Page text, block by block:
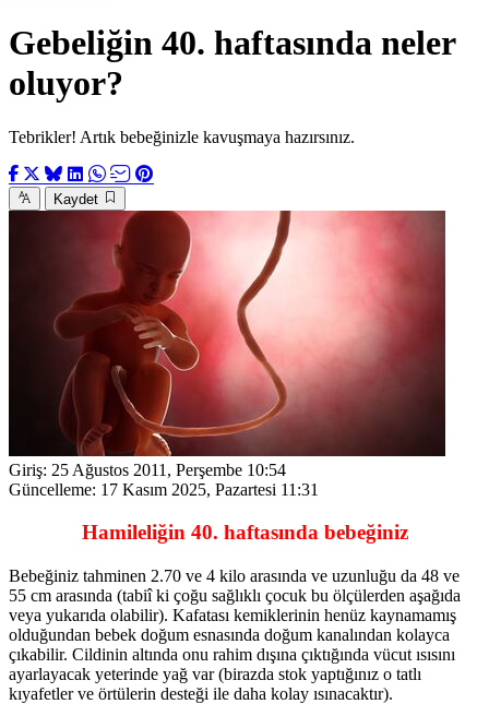
Gebeliğin 40. haftasında neler
oluyor?
Tebrikler! Artık bebeğinizle kavuşmaya hazırsınız.
Kaydet
Giriş: 25 Ağustos 2011, Perşembe 10:54
Güncelleme: 17 Kasım 2025, Pazartesi 11:31
Hamileliğin 40. haftasında bebeğiniz
Bebeğiniz tahminen 2.70 ve 4 kilo arasında ve uzunluğu da 48 ve
55 cm arasında (tabiî ki çoğu sağlıklı çocuk bu ölçülerden aşağıda
veya yukarıda olabilir). Kafatası kemiklerinin henüz kaynamamış
olduğundan bebek doğum esnasında doğum kanalından kolayca
çıkabilir. Cildinin altında onu rahim dışına çıktığında vücut ısısını
ayarlayacak yeterinde yağ var (birazda stok yaptığınız o tatlı
kıyafetler ve örtülerin desteği ile daha kolay ısınacaktır).